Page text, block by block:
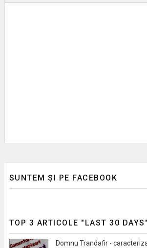
SUNTEM ȘI PE FACEBOOK
TOP 3 ARTICOLE "LAST 30 DAYS"
Domnu Trandafir -